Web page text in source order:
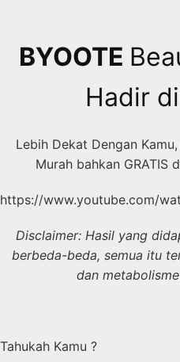
contentBYOOTE
Hadir
Lebih Dekat Dengan
Murah bahkan GRATIS
https://www.youtube.com/
Disclaimer: Hasil yang
berbeda-beda, semua itu
dan
Tahukah Kamu ?